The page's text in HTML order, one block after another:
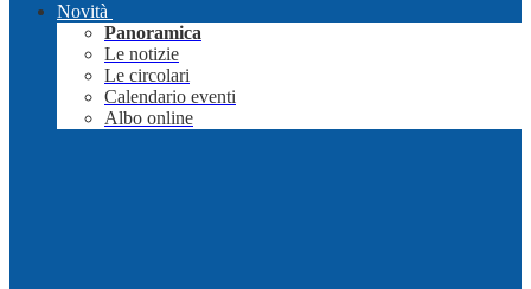
Novità
Panoramica
Le notizie
Le circolari
Calendario eventi
Albo online